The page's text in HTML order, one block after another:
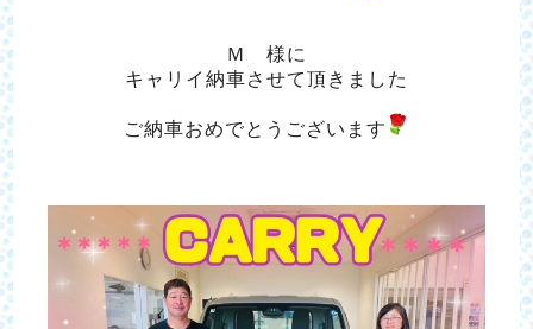
Ｍ 様に
キャリイ納車させて頂きました
ご納車おめでとうございます